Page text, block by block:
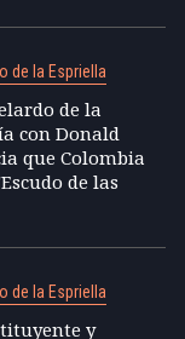
de la Espriella
de la
con Donald
que Colombia
de las
de la Espriella
y